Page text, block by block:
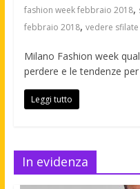
fashion week febbraio 2018,
febbraio 2018, vedere
Milano Fashion week
perdere e le tendenze per
Leggi tutto
In evidenza